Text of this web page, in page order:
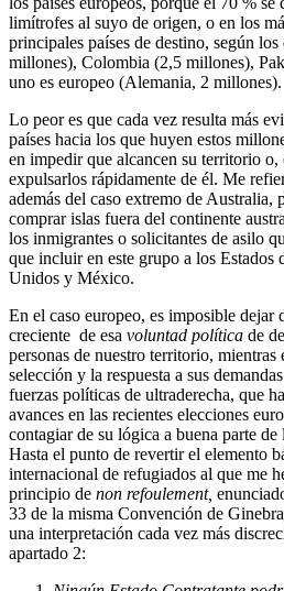
limítrofes al suyo de origen, o en los
principales países de destino, según
millones), Colombia (2,5 millones),
uno es europeo (Alemania, 2 millones).
Lo peor es que cada vez resulta más
países hacia los que huyen estos
en impedir que alcancen su territorio o,
expulsarlos rápidamente de él. Me
además del caso extremo de Australia,
comprar islas fuera del continente
los inmigrantes o solicitantes de asilo
que incluir en este grupo a los Estados
Unidos y México.
En el caso europeo, es imposible dejar
creciente de esa voluntad política de
personas de nuestro territorio, mientras
selección y la respuesta a sus
fuerzas políticas de ultraderecha, que
avances en las recientes elecciones
contagiar de su lógica a buena parte de
Hasta el punto de revertir el elemento
internacional de refugiados al que me
principio de non refoulement,
33 de la misma Convención de
una interpretación cada vez más
apartado 2: